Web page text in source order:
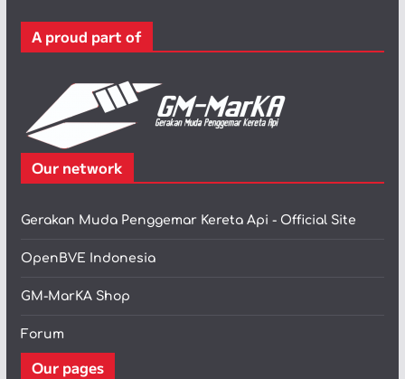
r
A proud part of
Our network
Gerakan Muda Penggemar Kereta Api - Official Site
OpenBVE Indonesia
GM-MarKA Shop
Forum
Our pages